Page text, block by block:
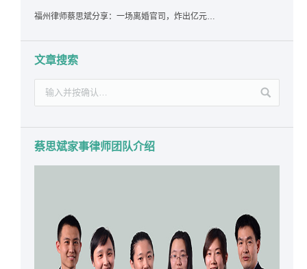
福州律师蔡思斌分享：一场离婚官司，炸出亿元“糊涂账”：本想分割家产，结果“自爆”了家底
文章搜索
蔡思斌家事律师团队介绍